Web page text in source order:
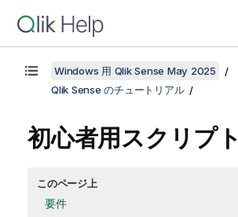
Windows 用 Qlik Sense May 2025
Qlik Sense のチュートリアル
初心者用スクリプト
このページ上
要件